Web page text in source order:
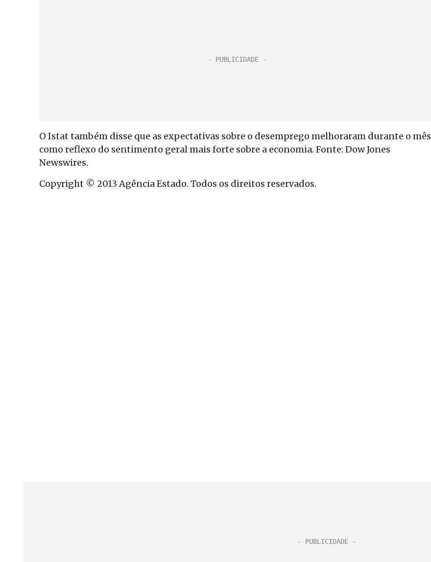
O Istat também disse que as expectativas sobre o desemprego melhoraram durante o mês
como reflexo do sentimento geral mais forte sobre a economia. Fonte: Dow Jones
Newswires.
Copyright © 2013 Agência Estado. Todos os direitos reservados.